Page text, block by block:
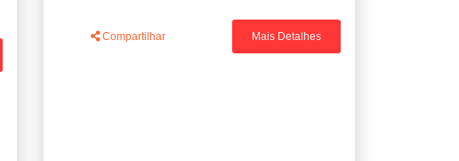
Compartilhar Mais Detalhes